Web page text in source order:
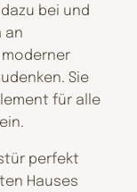
bei und
an
Sie
für alle
perfekt
Hauses